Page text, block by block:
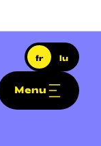
fr lu
Menu